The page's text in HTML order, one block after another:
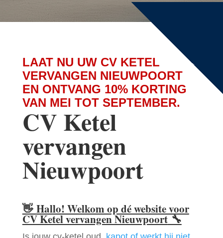
LAAT NU UW CV KETEL
VERVANGEN NIEUWPOORT
EN ONTVANG 10% KORTING
VAN MEI TOT SEPTEMBER.
CV Ketel
vervangen
Nieuwpoort
👋 Hallo! Welkom op dé website voor
CV Ketel vervangen Nieuwpoort🔧